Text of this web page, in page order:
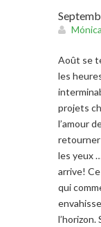
Août se
les
projets
l’amour
retourner
les yeux
arrive!
qui